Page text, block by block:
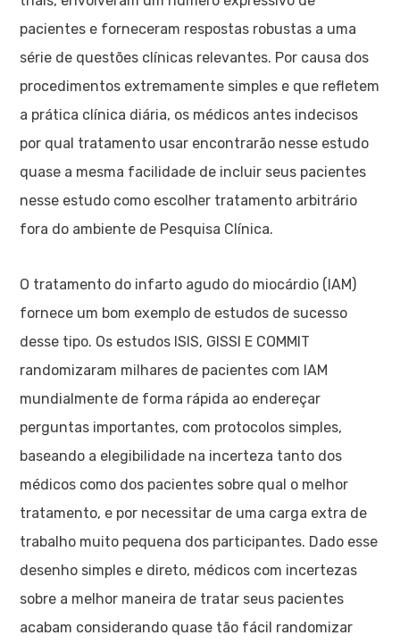
pacientes e forneceram respostas robustas a uma
série de questões clínicas relevantes. Por causa dos
procedimentos extremamente simples e que refletem
a prática clínica diária, os médicos antes indecisos
por qual tratamento usar encontrarão nesse estudo
quase a mesma facilidade de incluir seus pacientes
nesse estudo como escolher tratamento arbitrário
fora do ambiente de Pesquisa Clínica.
O tratamento do infarto agudo do miocárdio (IAM)
fornece um bom exemplo de estudos de sucesso
desse tipo. Os estudos ISIS, GISSI E COMMIT
randomizaram milhares de pacientes com IAM
mundialmente de forma rápida ao endereçar
perguntas importantes, com protocolos simples,
baseando a elegibilidade na incerteza tanto dos
médicos como dos pacientes sobre qual o melhor
tratamento, e por necessitar de uma carga extra de
trabalho muito pequena dos participantes. Dado esse
desenho simples e direto, médicos com incertezas
sobre a melhor maneira de tratar seus pacientes
acabam considerando quase tão fácil randomizar